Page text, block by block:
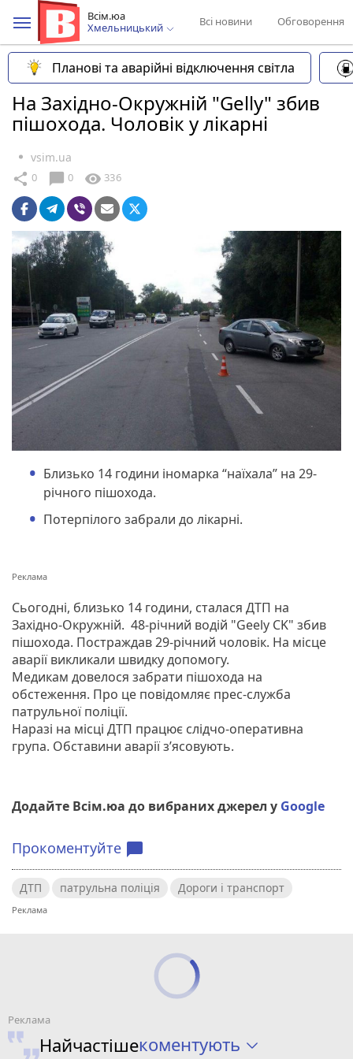
Всім.юа
Хмельницький
Всі новини Обговорення
Планові та аварійні відключення світла
На Західно-Окружній "Gelly" збив
пішохода. Чоловік у лікарні
vsim.ua
share 0 chat_bubble 0 visibility 336
Близько 14 години іномарка “наїхала” на 29-
річного пішохода.
Потерпілого забрали до лікарні.
Сьогодні, близько 14 години, сталася ДТП на
Західно-Окружній. 48-річний водій "Geely CK" збив
пішохода. Постраждав 29-річний чоловік. На місце
аварії викликали швидку допомогу.
Медикам довелося забрати пішохода на
обстеження. Про це повідомляє прес-служба
патрульної поліції.
Наразі на місці ДТП працює слідчо-оперативна
група. Обставини аварії з’ясовують.
Додайте Всім.юа до вибраних джерел у Google
Прокоментуйте chat_bubble
ДТП патрульна поліція Дороги і транспорт
Найчастішекоментують